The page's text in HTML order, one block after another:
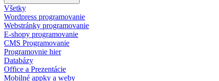
Všetky
Wordpress programovanie
Webstránky programovanie
E-shopy programovanie
CMS Programovanie
Programovnie hier
Databázy
Office a Prezentácie
Mobilné appky a weby